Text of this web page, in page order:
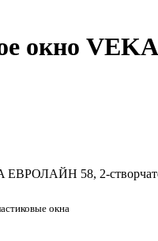
окно
окна